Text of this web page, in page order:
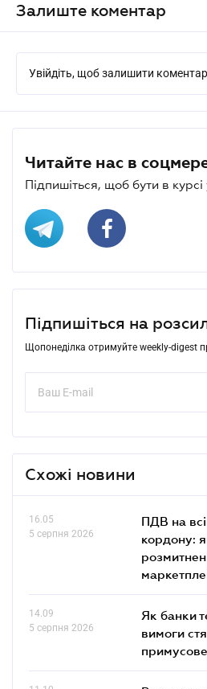
Залиште коментар
Увійдіть, щоб залишити коментар
Читайте нас в
Підпишіться, щоб бути в курсі
Підпишіться на
Щопонеділка отримуйте weekly-digest
Схожі новини
16.05
5 серпня 2026
ПДВ на
кордону:
14.09
5 серпня 2026
Як банки
вимоги